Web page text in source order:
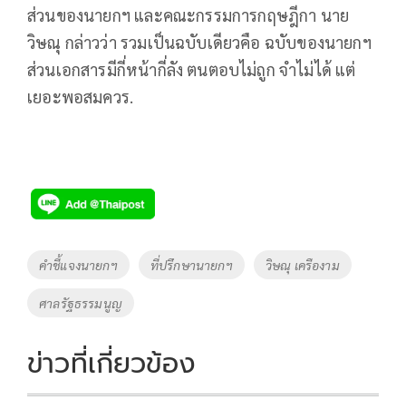
ส่วนของนายกฯ และคณะกรรมการกฤษฎีกา นาย
วิษณุ กล่าวว่า รวมเป็นฉบับเดียวคือ ฉบับของนายกฯ
ส่วนเอกสารมีกี่หน้ากี่ลัง ตนตอบไม่ถูก จำไม่ได้ แต่
เยอะพอสมควร.
Tags
คำชี้แจงนายกฯ ที่ปรึกษานายกฯ วิษณุ เครืองาม
ศาลรัฐธรรมนูญ
ข่าวที่เกี่ยวข้อง